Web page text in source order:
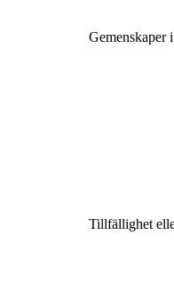
Gemenskaper
Tillfällighet